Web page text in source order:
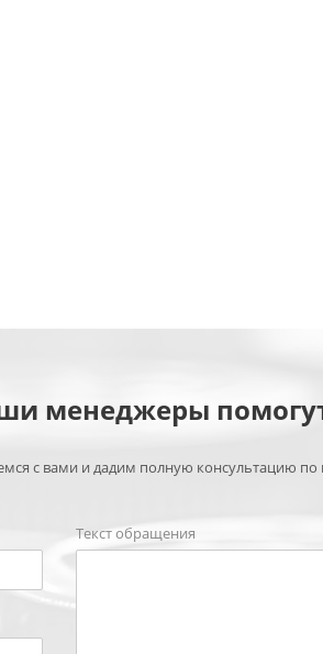
менеджеры
с вами и дадим полную консультацию
Текст обращения